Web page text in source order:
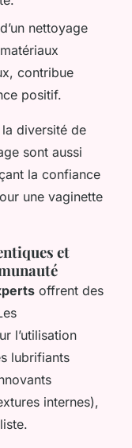
nettoyage
contribue
positif.
diversité de
sont aussi
la confiance
une vaginette
et
offrent des
l’utilisation
lubrifiants
internes),